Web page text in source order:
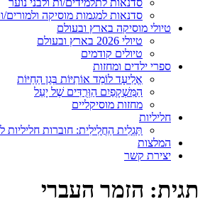
סדנאות לתלמידים/ות ולבני נוער
סדנאות למגמות מוסיקה ולמורים/
טיולי מוסיקה בארץ ובעולם
טיולי 2026 בארץ ובעולם
טיולים קודמים
ספרי ילדים ומחזות
אֱלִיעָד לוֹמֵד אוֹתִיּוֹת בְּגַן הַחַיּוֹת
הַמִּשְׁקָפַיִם הַוְּרֻדִּים שֶׁל יָעֵל
מחזות מוסיקליים
חליליות
תַּגְלִית הַחֲלִילִית: חוברות חליליות
המלצות
יצירת קשר
תגית: הזמר העברי